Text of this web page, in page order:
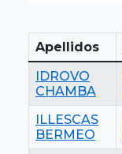
Apellidos
IDROVO
CHAMBA
ILLESCAS
BERMEO